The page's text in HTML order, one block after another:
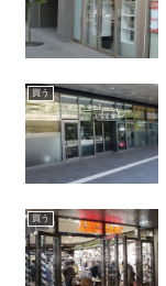
買う
買う